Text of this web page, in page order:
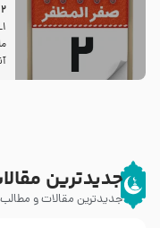
2 صفرالمظفر
جدیدترین
جدیدترین مقالات و